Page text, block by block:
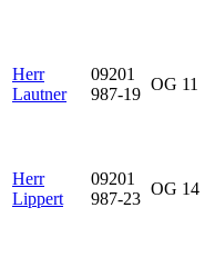
Herr
Lautner
09201
987-19
OG 11
Herr
Lippert
09201
987-23
OG 14